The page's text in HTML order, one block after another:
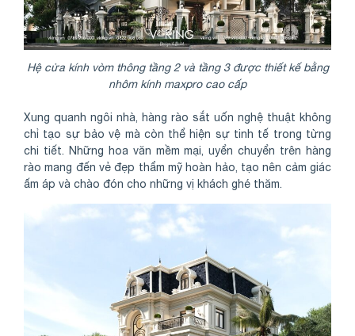
Hệ cửa kính vòm thông tầng 2 và tầng 3 được thiết kế bằng
nhôm kính maxpro cao cấp
Xung quanh ngôi nhà, hàng rào sắt uốn nghệ thuật không
chỉ tạo sự bảo vệ mà còn thể hiện sự tinh tế trong từng
chi tiết. Những hoa văn mềm mại, uyển chuyển trên hàng
rào mang đến vẻ đẹp thẩm mỹ hoàn hảo, tạo nên cảm giác
ấm áp và chào đón cho những vị khách ghé thăm.